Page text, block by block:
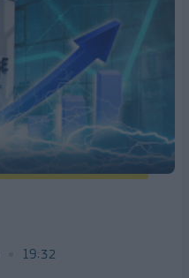
19:32